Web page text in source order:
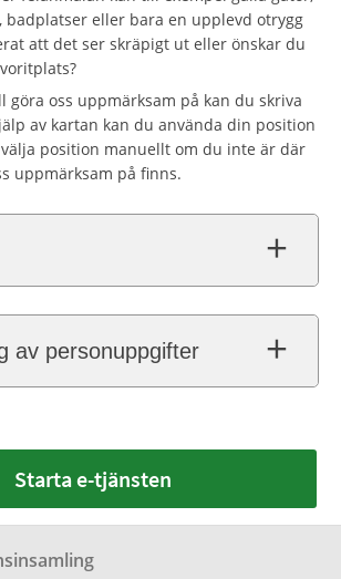
badplatser eller bara en upplevd otrygg
att det ser skräpigt ut eller önskar du
göra oss uppmärksam på kan du skriva
av kartan kan du använda din position
position manuellt om du inte är där
uppmärksam på finns.
av personuppgifter
Starta e-tjänsten